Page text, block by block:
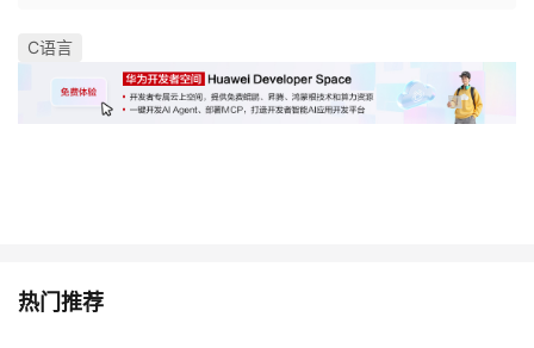
C语言
热门推荐